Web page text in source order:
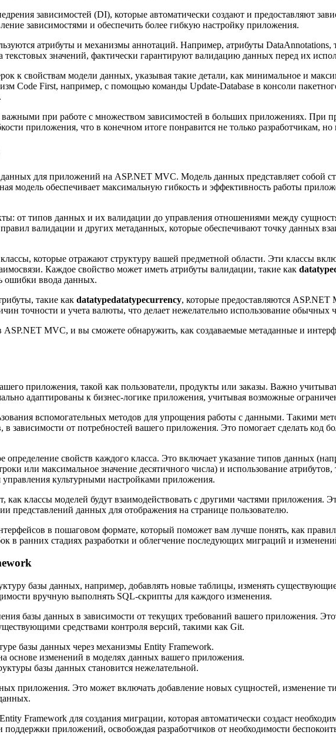
зависимостей (DI), которые автоматически создают и предоставляют
зависимостями и обеспечить более гибкую настройку приложения.
атрибуты и механизмы аннотаций. Например, атрибуты DataAnnotations,
значений, фактически гарантируют валидацию данных перед их
к свойствам модели данных, указывая такие детали, как минимальное и
Code First, например, с помощью команды Update-Database в консоли
важными при работе с множеством зависимостей в больших приложениях. При
приложения, что в конечном итоге понравится не только разработчикам,
для приложений на ASP.NET MVC. Модель данных представляет собой
модель обеспечивает максимальную гибкость и эффективность работы
от типов данных и их валидации до управления отношениями между
валидации и других метаданных, которые обеспечивают точку данных
которые отражают структуру вашей предметной области. Эти классы
Каждое свойство может иметь атрибуты валидации, такие как
ошибки ввода данных.
такие как datatypedatatypecurrency, которые предоставляются
точности и учета валюты, что делает нежелательно использование
MVC, и вы сможете обнаружить, как создаваемые метаданные и
приложения, такой как пользователи, продукты или заказы. Важно
адаптированы к бизнес-логике приложения, учитывая возможные
вспомогательных методов для упрощения работы с данными. Такими
зависимости от потребностей вашего приложения. Это помогает сделать код
свойств каждого класса. Это включает указание типов данных
или максимальное значение десятичного числа) и использование атрибутов,
культурными настройками приложения.
классы моделей будут взаимодействовать с другими частями приложения.
представлений данных для отображения на странице пользователю.
в пошаговом формате, который поможет вам лучше понять, как
в ранних стадиях разработки и облегчение последующих миграций и
базы данных, например, добавлять новые таблицы, изменять
вручную выполнять SQL-скрипты для каждого изменения.
базы данных в зависимости от текущих требований вашего приложения.
средствами контроля версий, такими как Git.
базы данных через механизмы Entity Framework.
основе изменений в моделях данных вашего приложения.
базы данных становится нежелательной.
приложения. Это может включать добавление новых сущностей, изменение
Framework для создания миграции, которая автоматически создаст
приложений, освобождая разработчиков от необходимости